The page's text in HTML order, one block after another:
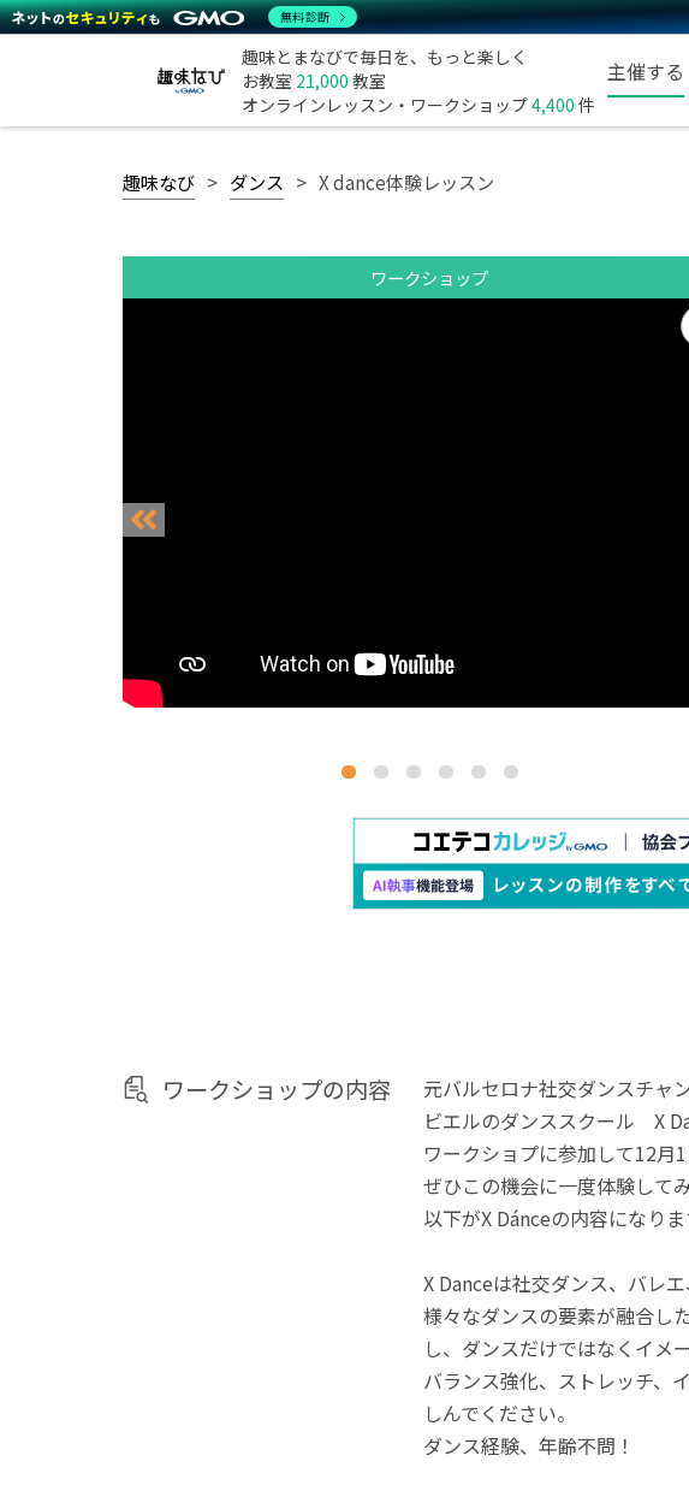
趣味とまなびで毎日を、もっと楽しく
お教室 21,000 教室
オンラインレッスン・ワークショップ4,400 件
主催する
趣味なび ダンス X dance体験レッスン
ワークショップ
ワークショップの内容
元バルセロナ社交ダンスチャ
ビエルのダンススクール X
ワークショプに参加して12月
ぜひこの機会に一度体験して
以下がX Dánceの内容になりま
X Danceは社交ダンス、バレ
様々なダンスの要素が融合し
し、ダンスだけではなくイメ
バランス強化、ストレッチ、
しんでください。
ダンス経験、年齢不問！
無料診断